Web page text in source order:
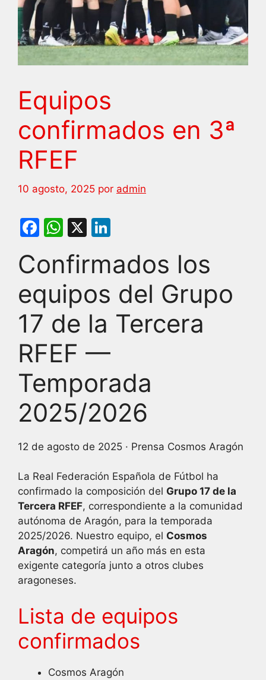
Equipos
confirmados en 3ª
RFEF
10 agosto, 2025 por admin
F
c
e
b
o
o
k
W
at
s
A
p
p
X
k
dI
n
Confirmados los
equipos del Grupo
17 de la Tercera
RFEF —
Temporada
2025/2026
12 de agosto de 2025 · Prensa Cosmos Aragón
La Real Federación Española de Fútbol ha
confirmado la composición del Grupo 17 de la
Tercera RFEF, correspondiente a la comunidad
autónoma de Aragón, para la temporada
2025/2026. Nuestro equipo, el Cosmos
Aragón, competirá un año más en esta
exigente categoría junto a otros clubes
aragoneses.
Lista de equipos
confirmados
Cosmos Aragón